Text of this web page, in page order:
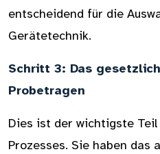
entscheidend für die
Gerätetechnik.
Schritt 3: Das
Probetragen
Dies ist der wichtigste
Prozesses. Sie haben das